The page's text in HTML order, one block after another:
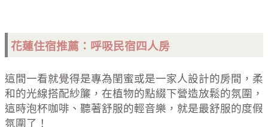
花蓮住宿推薦：呼吸民宿四人房
這間一看就覺得是專為閨蜜或是一家人設計的房間，柔
和的光線搭配紗簾，在植物的點綴下營造放鬆的氛圍，
這時泡杯咖啡、聽著舒服的輕音樂，就是最舒服的度假
氛圍了！